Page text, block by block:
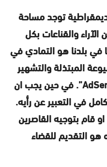
توجد مساحة
والقناعات بكل
في بلدنا هو التمادي في
المبتذلة والتشهير
الممنهج، فقط من اجل “AdSense”. في حين يجب ان
في التعبير عن رأيه.
قام بتوجيه القاصرين
التقديم للقضاء